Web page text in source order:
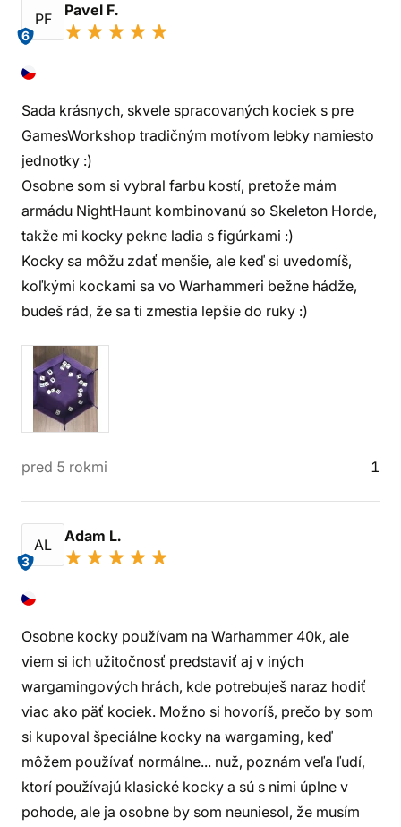
PF
6
Pavel F.
Sada krásnych, skvele spracovaných kociek s pre
GamesWorkshop tradičným motívom lebky namiesto
jednotky :)
Osobne som si vybral farbu kostí, pretože mám
armádu NightHaunt kombinovanú so Skeleton Horde,
takže mi kocky pekne ladia s figúrkami :)
Kocky sa môžu zdať menšie, ale keď si uvedomíš,
koľkými kockami sa vo Warhammeri bežne hádže,
budeš rád, že sa ti zmestia lepšie do ruky :)
pred 5 rokmi 1
AL
3
Adam L.
Osobne kocky používam na Warhammer 40k, ale
viem si ich užitočnosť predstaviť aj v iných
wargamingových hrách, kde potrebuješ naraz hodiť
viac ako päť kociek. Možno si hovoríš, prečo by som
si kupoval špeciálne kocky na wargaming, keď
môžem používať normálne... nuž, poznám veľa ľudí,
ktorí používajú klasické kocky a sú s nimi úplne v
pohode, ale ja osobne by som neuniesol, že musím